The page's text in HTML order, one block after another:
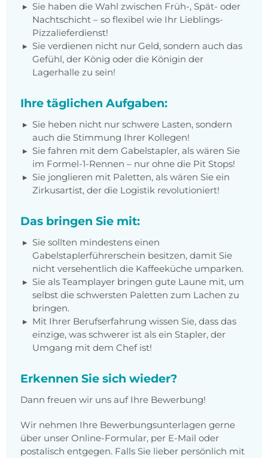
Sie haben die Wahl zwischen Früh-, Spät- oder
Nachtschicht – so flexibel wie Ihr Lieblings-
Pizzalieferdienst!
Sie verdienen nicht nur Geld, sondern auch das
Gefühl, der König oder die Königin der
Lagerhalle zu sein!
Ihre täglichen Aufgaben:
Sie heben nicht nur schwere Lasten, sondern
auch die Stimmung Ihrer Kollegen!
Sie fahren mit dem Gabelstapler, als wären Sie
im Formel-1-Rennen – nur ohne die Pit Stops!
Sie jonglieren mit Paletten, als wären Sie ein
Zirkusartist, der die Logistik revolutioniert!
Das bringen Sie mit:
Sie sollten mindestens einen
Gabelstaplerführerschein besitzen, damit Sie
nicht versehentlich die Kaffeeküche umparken.
Sie als Teamplayer bringen gute Laune mit, um
selbst die schwersten Paletten zum Lachen zu
bringen.
Mit Ihrer Berufserfahrung wissen Sie, dass das
einzige, was schwerer ist als ein Stapler, der
Umgang mit dem Chef ist!
Erkennen Sie sich wieder?
Dann freuen wir uns auf Ihre Bewerbung!
Wir nehmen Ihre Bewerbungsunterlagen gerne
über unser Online-Formular, per E-Mail oder
postalisch entgegen. Falls Sie lieber persönlich mit